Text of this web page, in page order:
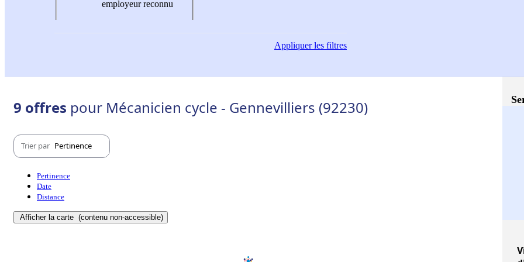
employeur reconnu
Appliquerles filtres
9 offres pour Mécanicien cycle - Gennevilliers (92230)
Trier par Pertinence
Pertinence
Date
Distance
Afficher la carte (contenu non-accessible)